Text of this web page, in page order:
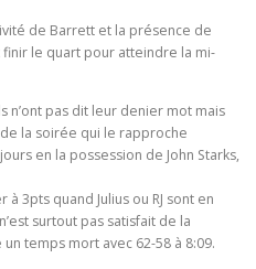
de Barrett et la présence de
finir le quart pour atteindre la mi-
n’ont pas dit leur denier mot mais
la soirée qui le rapproche
en la possession de John Starks,
3pts quand Julius ou RJ sont en
surtout pas satisfait de la
temps mort avec 62-58 à 8:09.